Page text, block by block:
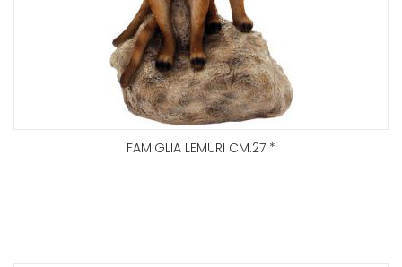
FAMIGLIA LEMURI CM.27 *